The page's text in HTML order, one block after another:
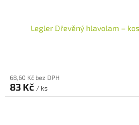
Legler Dřevěný hlavolam –
68,60 Kč bez DPH
83 Kč / ks